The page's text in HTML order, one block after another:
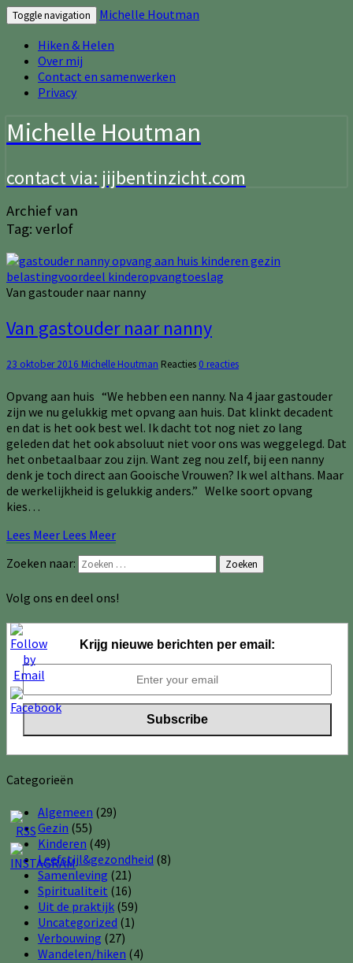
Toggle navigation
Michelle Houtman
Hiken & Helen
Over mij
Contact en samenwerken
Privacy
Michelle Houtman
contact via: jijbentinzicht.com
Archief van
Tag: verlof
Van gastouder naar nanny
Van gastouder naar nanny
23 oktober 2016 Michelle Houtman Reacties 0 reacties
Opvang aan huis “We hebben een nanny. Na 4 jaar gastouder
zijn we nu gelukkig met opvang aan huis. Dat klinkt decadent
en dat is het ook best wel. Ik dacht tot nog niet zo lang
geleden dat het ook absoluut niet voor ons was weggelegd. Dat
het onbetaalbaar zou zijn. Want zeg nou zelf, bij een nanny
denk je toch direct aan Gooische Vrouwen? Ik wel althans. Maar
de werkelijkheid is gelukkig anders.” Welke soort opvang
kies…
Lees Meer Lees Meer
Zoeken naar:
Zoeken
Volg ons en deel ons!
Krijg nieuwe berichten per email:
Categorieën
Algemeen (29)
Gezin (55)
Kinderen (49)
Leefstijl&gezondheid (8)
Samenleving (21)
Spiritualiteit (16)
Uit de praktijk (59)
Uncategorized (1)
Verbouwing (27)
Wandelen/hiken (4)